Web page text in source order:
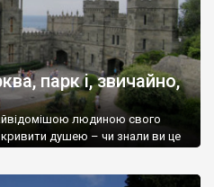
парк і, звичайно,
людиною свого
душею – чи знали ви це